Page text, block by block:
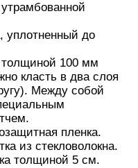
уплотненный до
толщиной 100 мм
класть в два слоя
Между собой
пленка.
из стекловолокна.
толщиной 5 см.